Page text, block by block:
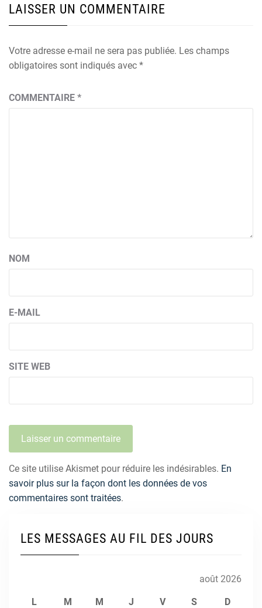
LAISSER UN COMMENTAIRE
Votre adresse e-mail ne sera pas publiée. Les champs
obligatoires sont indiqués avec *
COMMENTAIRE *
NOM
E-MAIL
SITE WEB
Ce site utilise Akismet pour réduire les indésirables. En
savoir plus sur la façon dont les données de vos
commentaires sont traitées.
LES MESSAGES AU FIL DES JOURS
août 2026
L M M J V S D